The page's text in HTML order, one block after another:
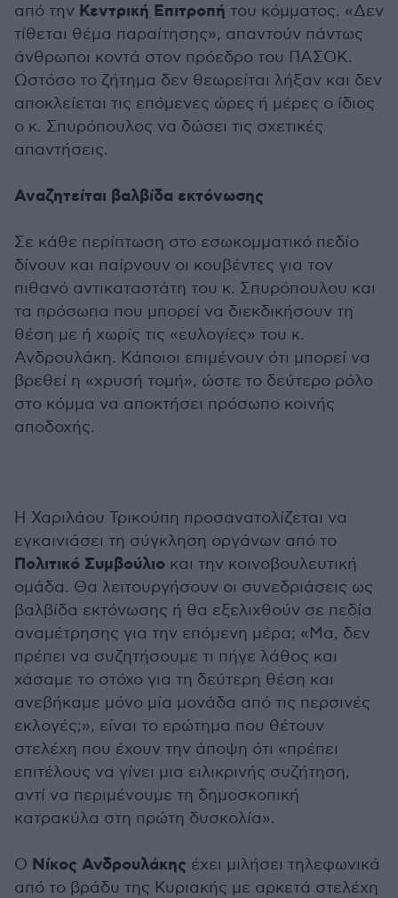
από την Κεντρική Επιτροπή του κόμματος. «Δεν
τίθεται θέμα παραίτησης», απαντούν πάντως
άνθρωποι κοντά στον πρόεδρο του ΠΑΣΟΚ.
Ωστόσο το ζήτημα δεν θεωρείται λήξαν και δεν
αποκλείεται τις επόμενες ώρες ή μέρες ο ίδιος
ο κ. Σπυρόπουλος να δώσει τις σχετικές
απαντήσεις.
Αναζητείται βαλβίδα εκτόνωσης
Σε κάθε περίπτωση στο εσωκομματικό πεδίο
δίνουν και παίρνουν οι κουβέντες για τον
πιθανό αντικαταστάτη του κ. Σπυρόπουλου και
τα πρόσωπα που μπορεί να διεκδικήσουν τη
θέση με ή χωρίς τις «ευλογίες» του κ.
Ανδρουλάκη. Κάποιοι επιμένουν ότι μπορεί να
βρεθεί η «χρυσή τομή», ώστε το δεύτερο ρόλο
στο κόμμα να αποκτήσει πρόσωπο κοινής
αποδοχής.
Η Χαριλάου Τρικούπη προσανατολίζεται να
εγκαινιάσει τη σύγκληση οργάνων από το
Πολιτικό Συμβούλιο και την κοινοβουλευτική
ομάδα. Θα λειτουργήσουν οι συνεδριάσεις ως
βαλβίδα εκτόνωσης ή θα εξελιχθούν σε πεδία
αναμέτρησης για την επόμενη μέρα; «Μα, δεν
πρέπει να συζητήσουμε τι πήγε λάθος και
χάσαμε το στόχο για τη δεύτερη θέση και
ανεβήκαμε μόνο μία μονάδα από τις περσινές
εκλογές;», είναι το ερώτημα που θέτουν
στελέχη που έχουν την άποψη ότι «πρέπει
επιτέλους να γίνει μια ειλικρινής συζήτηση,
αντί να περιμένουμε τη δημοσκοπική
κατρακύλα στη πρώτη δυσκολία».
Ο Νίκος Ανδρουλάκης έχει μιλήσει τηλεφωνικά
από το βράδυ της Κυριακής με αρκετά στελέχη